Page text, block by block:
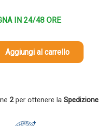
IN 24/48 ORE
Aggiungi al carrello
2per ottenere la